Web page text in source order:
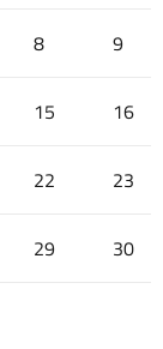
8 9
15 16
22 23
29 30